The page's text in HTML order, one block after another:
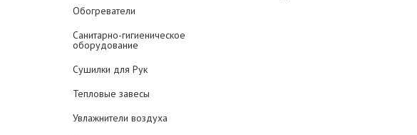
Обогреватели
Санитарно-гигиеническое
оборудование
Сушилки для Рук
Тепловые завесы
Увлажнители воздуха